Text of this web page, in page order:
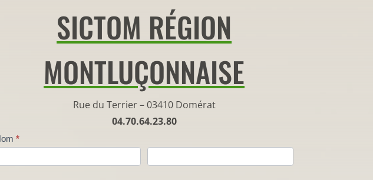
SICTOM RÉGION
MONTLUÇONNAISE
Rue du Terrier – 03410 Domérat
04.70.64.23.80
*